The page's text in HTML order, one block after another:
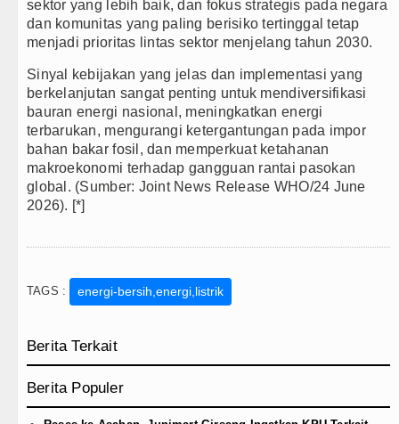
sektor yang lebih baik, dan fokus strategis pada negara
dan komunitas yang paling berisiko tertinggal tetap
menjadi prioritas lintas sektor menjelang tahun 2030.
Sinyal kebijakan yang jelas dan implementasi yang
berkelanjutan sangat penting untuk mendiversifikasi
bauran energi nasional, meningkatkan energi
terbarukan, mengurangi ketergantungan pada impor
bahan bakar fosil, dan memperkuat ketahanan
makroekonomi terhadap gangguan rantai pasokan
global. (Sumber: Joint News Release WHO/24 June
2026). [*]
TAGS : energi-bersih,energi,listrik
Berita Terkait
Berita Populer